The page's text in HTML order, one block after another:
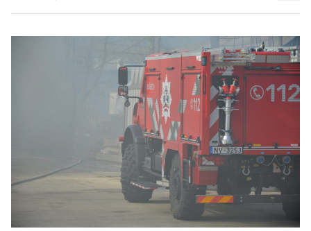
Kultūra
Bizness
Video